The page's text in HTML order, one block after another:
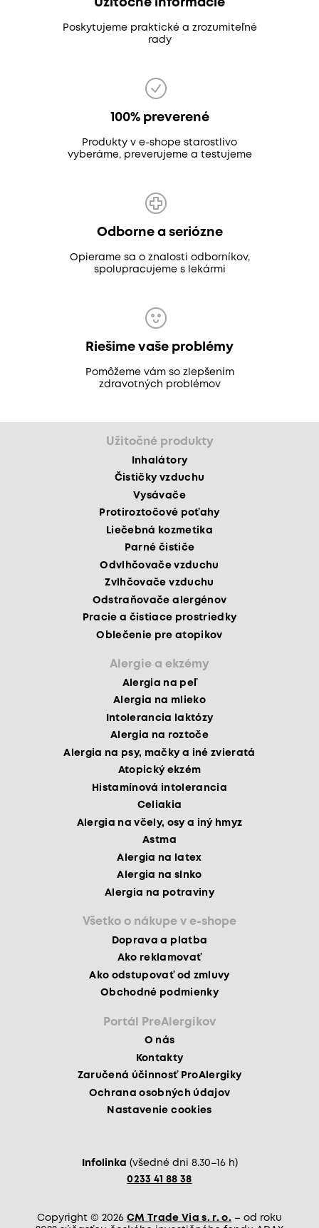
Užitočné informácie
Poskytujeme praktické a zrozumiteľné
rady
100% preverené
Produkty v e-shope starostlivo
vyberáme, preverujeme a testujeme
Odborne a seriózne
Opierame sa o znalosti odborníkov,
spolupracujeme s lekármi
Riešime vaše problémy
Pomôžeme vám so zlepšením
zdravotných problémov
Užitočné produkty
Inhalátory
Čističky vzduchu
Vysávače
Protiroztočové poťahy
Liečebná kozmetika
Parné čističe
Odvlhčovače vzduchu
Zvlhčovače vzduchu
Odstraňovače alergénov
Pracie a čistiace prostriedky
Oblečenie pre atopikov
Alergie a ekzémy
Alergia na peľ
Alergia na mlieko
Intolerancia laktózy
Alergia na roztoče
Alergia na psy, mačky a iné zvieratá
Atopický ekzém
Histamínová intolerancia
Celiakia
Alergia na včely, osy a iný hmyz
Astma
Alergia na latex
Alergia na slnko
Alergia na potraviny
Všetko o nákupe v e-shope
Doprava a platba
Ako reklamovať
Ako odstupovať od zmluvy
Obchodné podmienky
Portál PreAlergikov
O nás
Kontakty
Zaručená účinnosť ProAlergiky
Ochrana osobných údajov
Nastavenie cookies
Infolinka (všedné dni 8.30–16 h)
0233 41 88 38
Copyright © 2026 CM Trade Via s. r. o. – od roku